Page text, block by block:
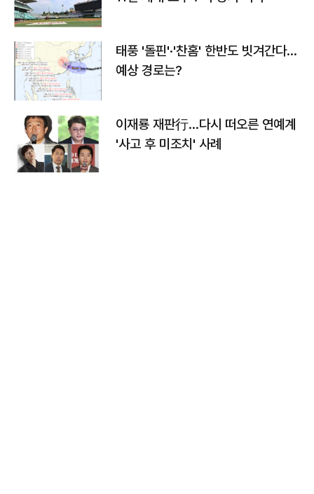
태풍 '돌핀'·'찬홈' 한반도 빗겨간다…
예상 경로는?
이재룡 재판行…다시 떠오른 연예계
'사고 후 미조치' 사례